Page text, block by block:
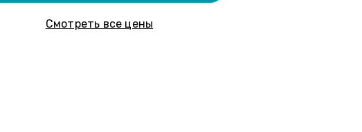
Смотреть все цены